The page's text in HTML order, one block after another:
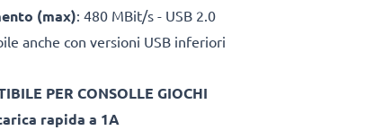
(max): 480 MBit/s - USB 2.0
anche con versioni USB inferiori
PER CONSOLLE GIOCHI
rapida a 1A